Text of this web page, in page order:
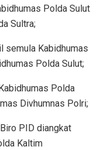
Polda Sulut
Sultra;
semula Kabidhumas
Polda Sulut;
Polda
Divhumnas Polri;
PID diangkat
Kaltim